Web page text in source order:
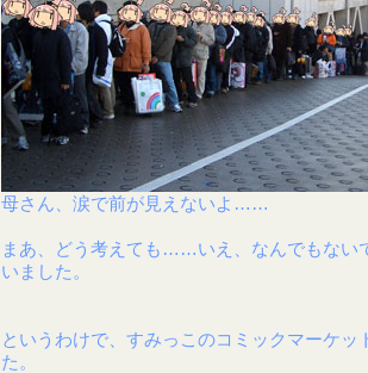
母さん、涙で前が見えないよ……
まあ、どう考えても……いえ、なんでもない
いました。
というわけで、すみっこのコミックマーケッ
た。